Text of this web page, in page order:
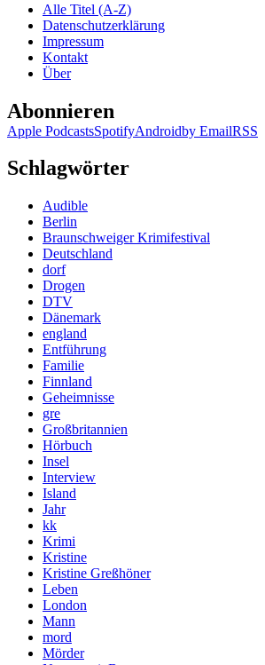
Alle Titel (A-Z)
Datenschutzerklärung
Impressum
Kontakt
Über
Abonnieren
Apple PodcastsSpotifyAndroidby EmailRSS
Schlagwörter
Audible
Berlin
Braunschweiger Krimifestival
Deutschland
dorf
Drogen
DTV
Dänemark
england
Entführung
Familie
Finnland
Geheimnisse
gre
Großbritannien
Hörbuch
Insel
Interview
Island
Jahr
kk
Krimi
Kristine
Kristine Greßhöner
Leben
London
Mann
mord
Mörder